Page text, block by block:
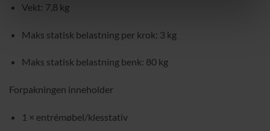
Vekt: 7,8 kg
Maks statisk belastning per krok: 3 kg
Maks statisk belastning benk: 80 kg
Forpakningen inneholder
1 × entrémøbel/klesstativ